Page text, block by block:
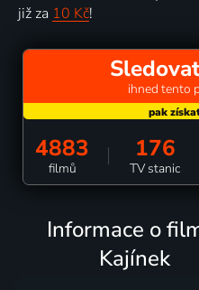
již za 10 Kč!
ihned tento
4883
filmů
176
TV stanic
Informace o
Kajínek